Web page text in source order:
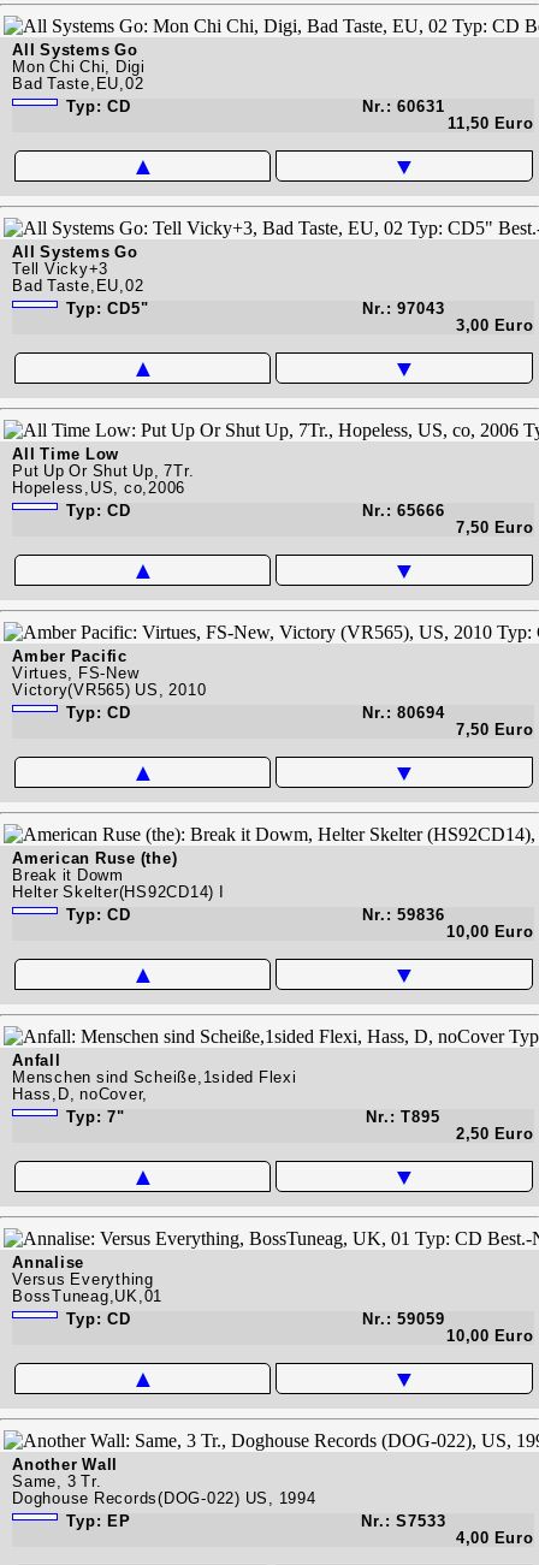
All Systems Go
Mon Chi Chi, Digi
Bad Taste,EU,02
Typ: CD
Nr.: 60631
11,50 Euro
▲ ▼
All Systems Go
Tell Vicky+3
Bad Taste,EU,02
Typ: CD5"
Nr.: 97043
3,00 Euro
▲ ▼
All Time Low
Put Up Or Shut Up, 7Tr.
Hopeless,US, co,2006
Typ: CD
Nr.: 65666
7,50 Euro
▲ ▼
Amber Pacific
Virtues, FS-New
Victory(VR565) US, 2010
Typ: CD
Nr.: 80694
7,50 Euro
▲ ▼
American Ruse (the)
Break it Dowm
Helter Skelter(HS92CD14) I
Typ: CD
Nr.: 59836
10,00 Euro
▲ ▼
Anfall
Menschen sind Scheiße,1sided Flexi
Hass,D, noCover,
Typ: 7"
Nr.: T895
2,50 Euro
▲ ▼
Annalise
Versus Everything
BossTuneag,UK,01
Typ: CD
Nr.: 59059
10,00 Euro
▲ ▼
Another Wall
Same, 3 Tr.
Doghouse Records(DOG-022) US, 1994
Typ: EP
Nr.: S7533
4,00 Euro